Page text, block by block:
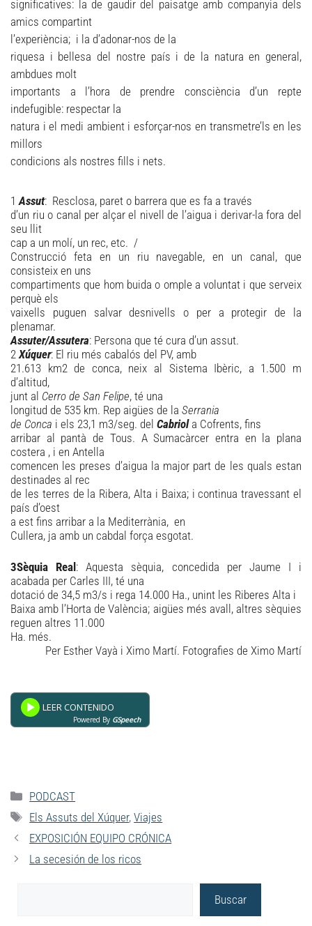
significatives: la de gaudir del paisatge amb companyia dels
amics compartint
l’experiència; i la d’adonar-nos de la
riquesa i bellesa del nostre país i de la natura en general,
ambdues molt
importants a l’hora de prendre consciència d’un repte
indefugible: respectar la
natura i el medi ambient i esforçar-nos en transmetre’ls en les
millors
condicions als nostres fills i nets.
1 Assut: Resclosa, paret o barrera que es fa a través
d’un riu o canal per alçar el nivell de l’aigua i derivar-la fora del
seu llit
cap a un molí, un rec, etc. /
Construcció feta en un riu navegable, en un canal, que
consisteix en uns
compartiments que hom buida o omple a voluntat i que serveix
perquè els
vaixells puguen salvar desnivells o per a protegir de la
plenamar.
Assuter/Assutera: Persona que té cura d’un assut.
2 Xúquer: El riu més cabalós del PV, amb
21.613 km2 de conca, neix al Sistema Ibèric, a 1.500 m
d’altitud,
junt al Cerro de San Felipe, té una
longitud de 535 km. Rep aigües de la Serrania
de Conca i els 23,1 m3/seg. del Cabriola Cofrents, fins
arribar al pantà de Tous. A Sumacàrcer entra en la plana
costera , i en Antella
comencen les preses d’aigua la major part de les quals estan
destinades al rec
de les terres de la Ribera, Alta i Baixa; i continua travessant el
país d’oest
a est fins arribar a la Mediterrània, en
Cullera, ja amb un cabdal força esgotat.
3Sèquia Real : Aquesta
sèquia, concedida per Jaume I i
acabada per Carles III, té una
dotació de 34,5 m3/s i rega 14.000 Ha., unint les Riberes Alta i
Baixa amb l’Horta de València; aigües més avall, altres sèquies
reguen altres 11.000
Ha. més.
Per Esther Vayà i Ximo Martí. Fotografies de Ximo Martí
Powered By GSpeech
PODCAST
Els Assuts del Xúquer,Viajes
EXPOSICIÓN EQUIPO CRÓNICA
La secesión de los ricos
Buscar